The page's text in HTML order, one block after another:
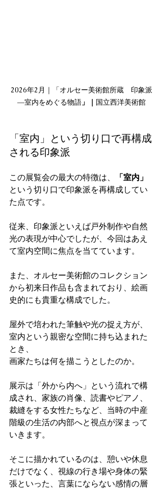
2026年2月｜「オルセー美術館所蔵 印象派
―室内をめぐる物語 」｜ 国立西洋美術館
「室内」という切り口で再構成
される印象派
この展覧会の最大の特徴は、
「室内」
という切り口で印象派を再構成してい
た点です。
従来、印象派といえば戸外制作や自然
光の表現が中心でしたが、今回はあえ
て室内空間に焦点を当てています。
また、オルセー美術館のコレクション
から初来日作品も含まれており、絵画
史的にも貴重な構成でした。
屋外で培われた筆触や光の捉え方が、
室内という親密な空間に持ち込まれた
とき、
画家たちは何を描こうとしたのか。
展示は「外から内へ」という流れで構
成され、家族の肖像、読書やピアノ、
裁縫をする女性たちなど、当時の中産
階級の生活の内部へと視点が深まって
いきます。
そこに描かれているのは、憩いや休息
だけでなく、視線の行き場や身体の緊
張といった、言葉にならない感情の層